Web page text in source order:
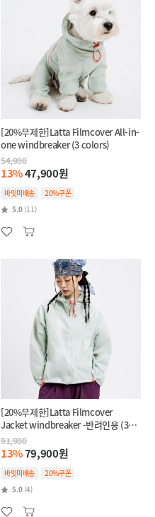
[20%무제한]Latta Filmcover All-in-
one windbreaker (3 colors)
54,900
13%47,900원
바잇미배송
20%쿠폰
5.0 (11)
[20%무제한]Latta Filmcover
Jacket windbreaker -반려인용 (3
colors)
91,900
13%79,900원
바잇미배송
20%쿠폰
5.0 (4)